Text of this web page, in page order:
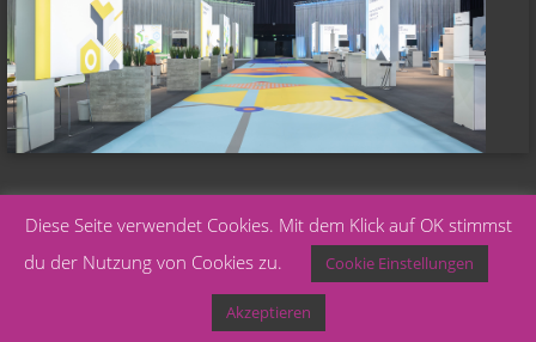
Copyright © 2020 Eventtechnik Gleich |
Impressum|
Diese Seite verwendet Cookies. Mit dem Klick auf OK stimmst
du der Nutzung von Cookies zu.
Cookie Einstellungen
Akzeptieren